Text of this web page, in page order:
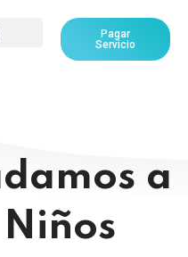
Pagar
Servicio
a